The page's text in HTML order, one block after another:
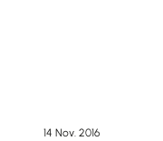
14 Nov. 2016